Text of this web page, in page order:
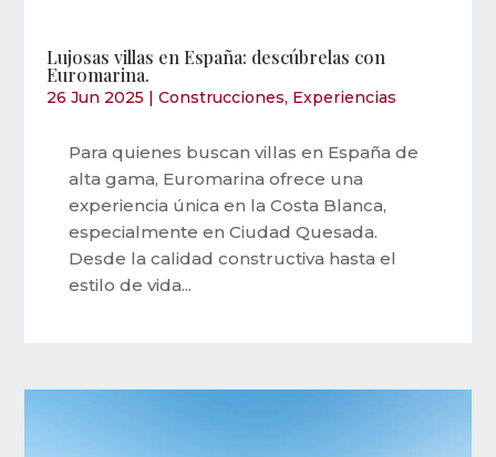
Lujosas villas en España: descúbrelas con
Euromarina.
26 Jun 2025 |Construcciones, Experiencias
Para quienes buscan villas en España de
alta gama, Euromarina ofrece una
experiencia única en la Costa Blanca,
especialmente en Ciudad Quesada.
Desde la calidad constructiva hasta el
estilo de vida...